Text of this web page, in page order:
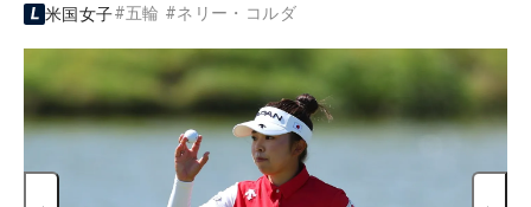
米国女子#五輪 #ネリー・コルダ